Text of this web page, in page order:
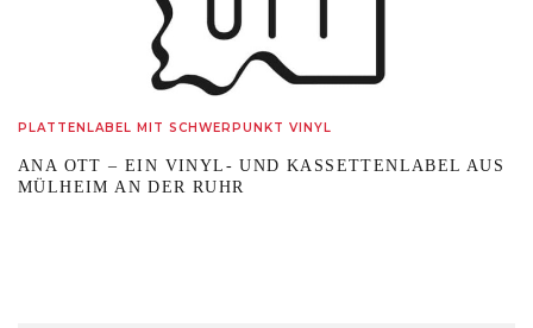
PLATTENLABEL MIT SCHWERPUNKT VINYL
ANA OTT – EIN VINYL- UND KASSETTENLABEL AUS
MÜLHEIM AN DER RUHR